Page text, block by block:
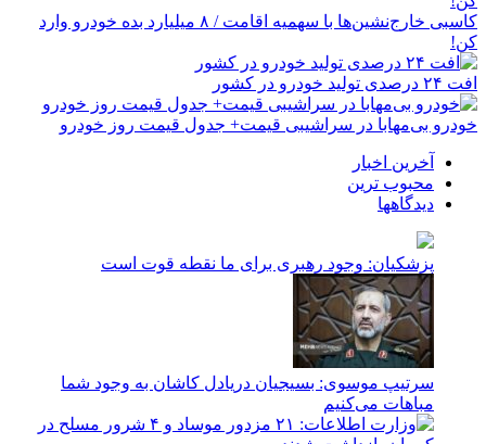
کاسبی خارج‌نشین‌ها با سهمیه اقامت / ۸ میلیارد بده خودرو وارد
کن!
افت ۲۴ درصدی تولید خودرو در کشور
خودرو بی‌مهابا در سراشیبی قیمت+ جدول قیمت روز خودرو
آخرین اخبار
محبوب ترین
دیدگاهها
پزشکیان: وجود رهبری برای ما نقطه قوت است
سرتیپ موسوی: بسیجیان دریادل کاشان به وجود شما
مباهات می‌کنیم